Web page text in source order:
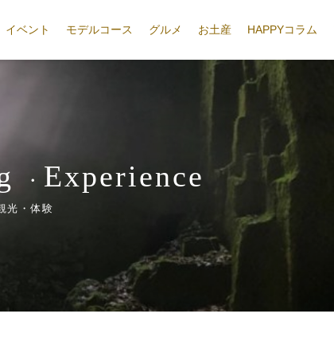
イベント モデルコース グルメ お土産 HAPPYコラム
・ Experience
光・体験